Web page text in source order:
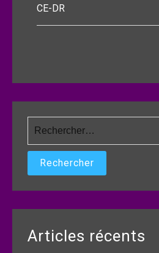
l’article
CE-DR
Articles récents